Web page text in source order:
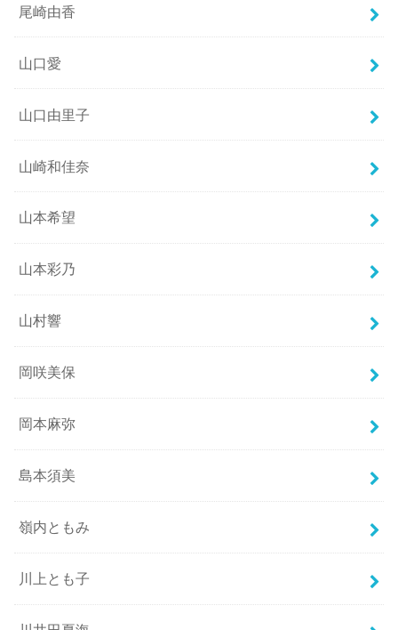
尾崎由香
山口愛
山口由里子
山崎和佳奈
山本希望
山本彩乃
山村響
岡咲美保
岡本麻弥
島本須美
嶺内ともみ
川上とも子